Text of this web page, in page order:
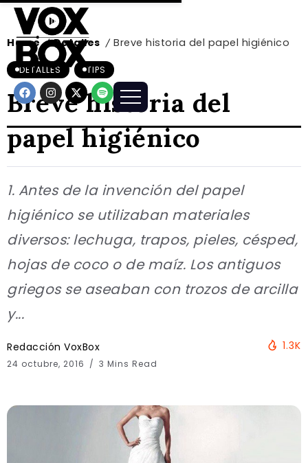
Home / Detalles / Breve historia del papel higiénico
DETALLES TIPS
Breve historia del
papel higiénico
1. Antes de la invención del papel
higiénico se utilizaban materiales
diversos: lechuga, trapos, pieles, césped,
hojas de coco o de maíz. Los antiguos
griegos se aseaban con trozos de arcilla
y...
Redacción VoxBox
24 octubre, 2016 3 Mins Read
1.3K